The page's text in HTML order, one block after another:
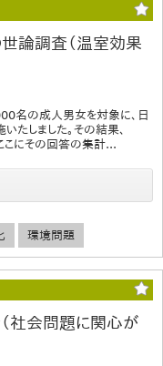
世論調査（温室効果
名の成人男女を対象に、日
たしました。その結果、
こにその回答の集計...
環境問題
社会問題に関心が